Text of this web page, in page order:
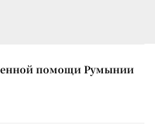
помощи Румынии